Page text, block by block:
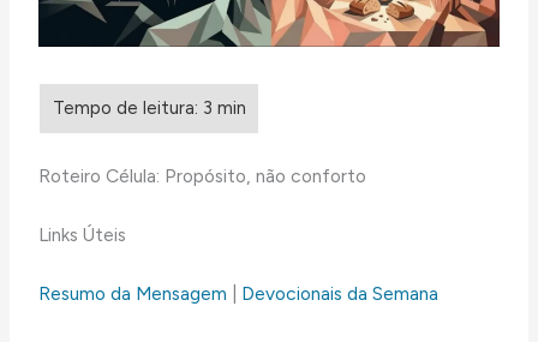
Roteiro Célula: Propósito, não conforto
Links Úteis
Resumo da Mensagem Devocionais da Semana